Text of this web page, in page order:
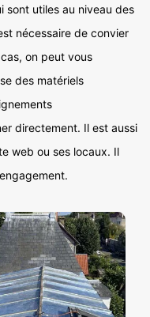
sont utiles au niveau des
nécessaire de convier
on peut vous
des matériels
directement. Il est aussi
web ou ses locaux. Il